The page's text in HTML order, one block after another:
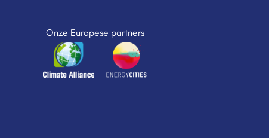
Onze Europese partners